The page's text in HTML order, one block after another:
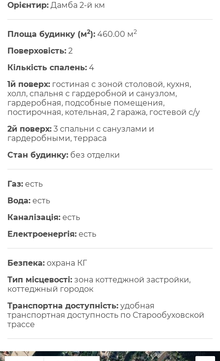
Орієнтир: Дамба 2-й км
Площа будинку (м2): 460.00 м2
Поверховість: 2
Кількість спалень: 4
1й поверх: гостиная с зоной столовой, кухня,
холл, спальня с гардеробной и санузлом,
гардеробная, подсобные помещения,
постирочная, котельная, 2 гаража, гостевой с/у
2й поверх: 3 спальни с санузлами и
гардеробными, терраса
Стан будинку: без отделки
Газ: есть
Вода: есть
Каналізація: есть
Електроенергія: есть
Безпека: охрана КГ
Тип місцевості: зона коттеджной застройки,
коттеджный городок
Транспортна доступність: удобная
транспортная доступность по Старообуховской
трассе